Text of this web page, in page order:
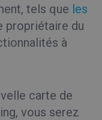
tels que les
propriétaire du
à
carte de
vous serez